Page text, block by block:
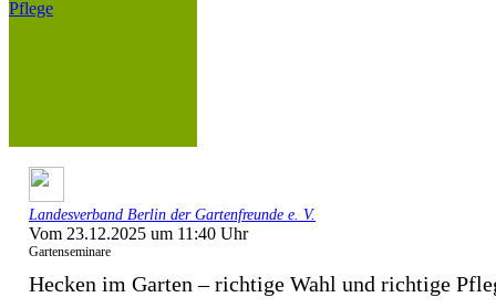
Landesverband Berlin der Gartenfreunde e. V.
Vom 23.12.2025 um 11:40 Uhr
Gartenseminare
Hecken im Garten – richtige Wahl und richtige